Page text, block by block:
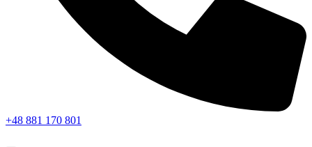
+48 881 170 801